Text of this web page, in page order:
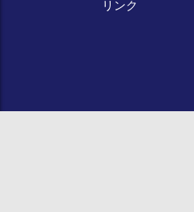
リンク